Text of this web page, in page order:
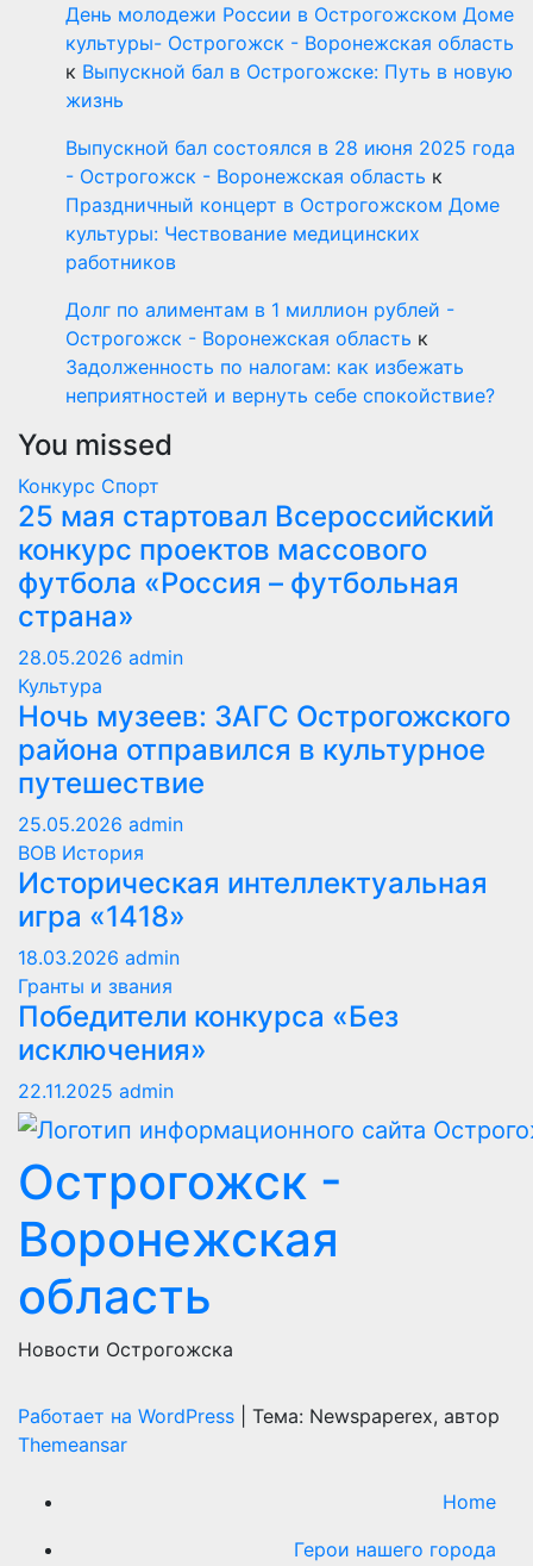
День молодежи России в Острогожском Доме
культуры- Острогожск - Воронежская область
к Выпускной бал в Острогожске: Путь в новую
жизнь
Выпускной бал состоялся в 28 июня 2025 года
- Острогожск - Воронежская область к
Праздничный концерт в Острогожском Доме
культуры: Чествование медицинских
работников
Долг по алиментам в 1 миллион рублей -
Острогожск - Воронежская область к
Задолженность по налогам: как избежать
неприятностей и вернуть себе спокойствие?
You missed
Конкурс Спорт
25 мая стартовал Всероссийский
конкурс проектов массового
футбола «Россия – футбольная
страна»
28.05.2026 admin
Культура
Ночь музеев: ЗАГС Острогожского
района отправился в культурное
путешествие
25.05.2026 admin
ВОВ История
Историческая интеллектуальная
игра «1418»
18.03.2026 admin
Гранты и звания
Победители конкурса «Без
исключения»
22.11.2025 admin
Острогожск -
Воронежская
область
Новости Острогожска
Работает на WordPress
Тема: Newspaperex, автор
Themeansar
Home
Герои нашего города